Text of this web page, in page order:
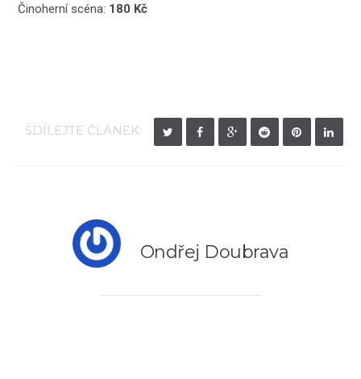
Činoherní scéna: 180 Kč
SDÍLEJTE ČLÁNEK:
Ondřej Doubrava